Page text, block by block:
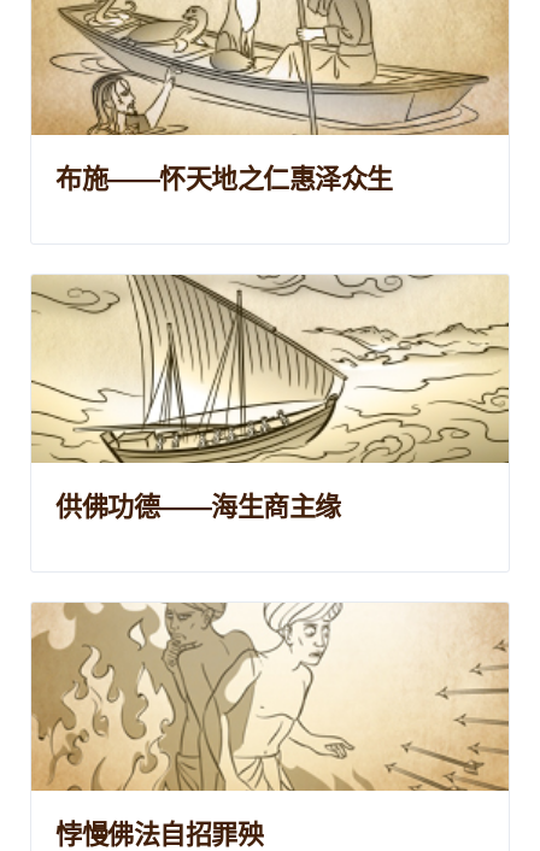
布施——怀天地之仁惠泽众生
供佛功德——海生商主缘
悖慢佛法自招罪殃